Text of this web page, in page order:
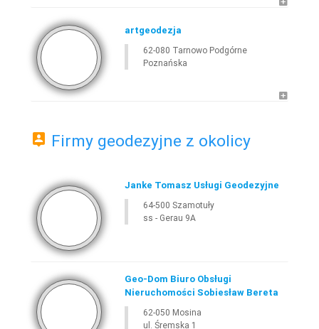
artgeodezja
62-080 Tarnowo Podgórne
Poznańska
Firmy geodezyjne z okolicy
Janke Tomasz Usługi Geodezyjne
64-500 Szamotuły
ss - Gerau 9A
Geo-Dom Biuro Obsługi
Nieruchomości Sobiesław Bereta
62-050 Mosina
ul. Śremska 1